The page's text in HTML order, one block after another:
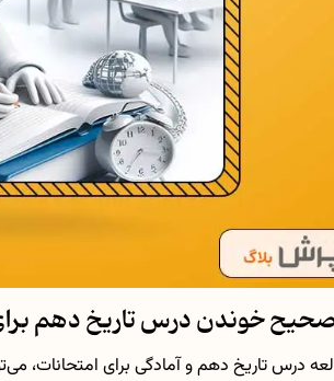
خوندن درس تاریخ دهم
درس تاریخ دهم و آمادگی برای امتحانات،